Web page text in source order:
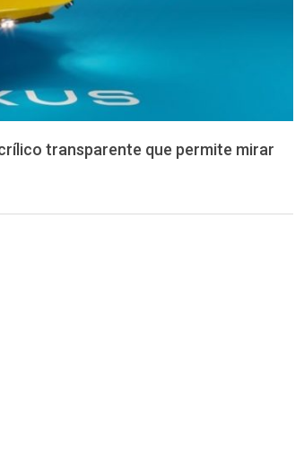
transparente que permite mirar